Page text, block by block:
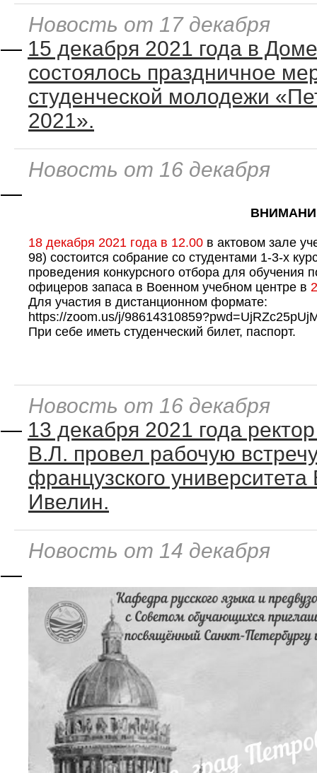
Новость от 17 декабря
— 15 декабря 2021 года в
состоялось праздничное
студенческой молодежи
2021».
Новость от 16 декабря
—
18 декабря 2021 года в 12.00 в актовом зале
98) состоится собрание со студентами 1-3-х
проведения конкурсного отбора для обучения
офицеров запаса в Военном учебном центре в
Для участия в дистанционном формате:
https://zoom.us/j/
При себе иметь студенческий билет, паспорт.
Новость от 16 декабря
— 13 декабря 2021 года
В.Л. провел рабочую
французского
Ивелин.
Новость от 14 декабря
—